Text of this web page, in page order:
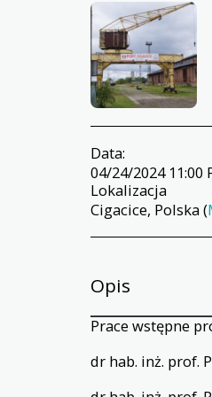
Data:
04/24/2024 11:00
Lokalizacja
Cigacice, Polska (
Opis
Prace wstępne
dr hab. inż. prof.